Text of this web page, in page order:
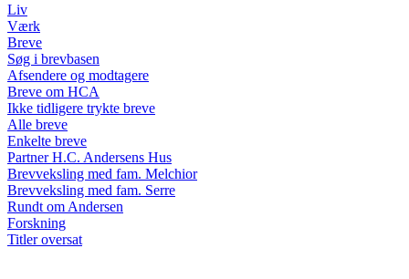
Liv
Værk
Breve
Søg i brevbasen
Afsendere og modtagere
Breve om HCA
Ikke tidligere trykte breve
Alle breve
Enkelte breve
Partner H.C. Andersens Hus
Brevveksling med fam. Melchior
Brevveksling med fam. Serre
Rundt om Andersen
Forskning
Titler oversat